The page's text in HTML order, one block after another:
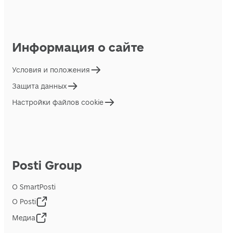
Информация о сайте
Условия и положения
Защита данных
Настройки файлов cookie
Posti Group
О SmartPosti
О Posti
Медиа